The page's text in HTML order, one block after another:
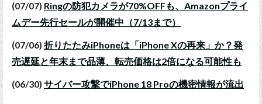
(07/07) Ringの防犯カメラが70%OFFも、Amazonプライ
ムデー先行セールが開催中（7/13まで）
(07/06) 折りたたみiPhoneは「iPhone Xの再来」か？発
売遅延と年末まで品薄、転売価格は2倍になる可能性も
(06/30) サイバー攻撃でiPhone 18 Proの機密情報が流出